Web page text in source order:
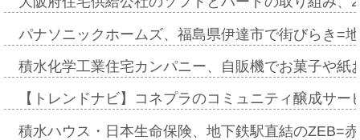
パナソニックホームズ、福島県伊達市で街びらき=
積水化学工業住宅カンパニー、自販機でお菓子や
【トレンドナビ】コネプラのコミュニティ醸成サ
積水ハウス・日本生命保険、地下鉄駅直結のZEB=